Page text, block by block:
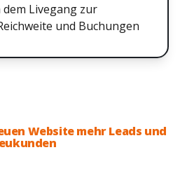
Livegang zur
und Buchungen
Website mehr Leads und